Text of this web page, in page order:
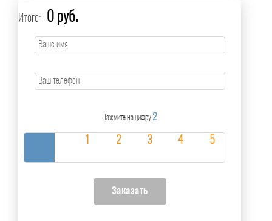
Итого: 0 руб.
Нажмите на цифру 2